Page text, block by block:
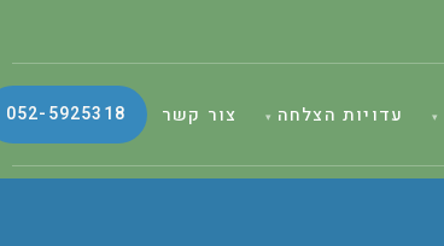
עדויות הצלחה צור קשר 052-5925318